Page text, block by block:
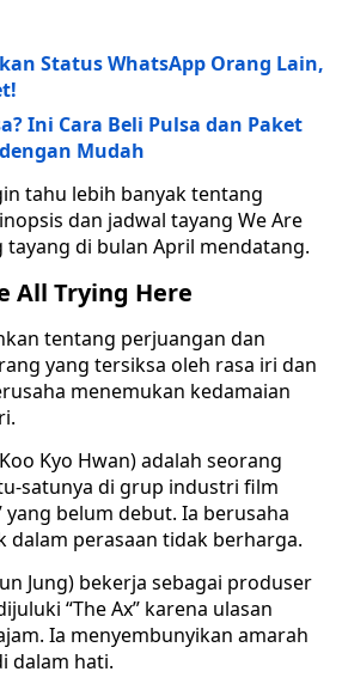
Status WhatsApp Orang Lain,
Ini Cara Beli Pulsa dan Paket
Mudah
tahu lebih banyak tentang
dan jadwal tayang We Are
tayang di bulan April mendatang.
All Trying Here
tentang perjuangan dan
yang tersiksa oleh rasa iri dan
menemukan kedamaian
Kyo Hwan) adalah seorang
satunya di grup industri film
yang belum debut. Ia berusaha
dalam perasaan tidak berharga.
Jung) bekerja sebagai produser
“The Ax” karena ulasan
Ia menyembunyikan amarah
dalam hati.